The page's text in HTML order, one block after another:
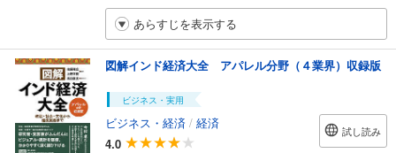
あらすじを表示する
図解インド経済大全 アパレル分野（４業界）収録版
ビジネス・実用
ビジネス・経済 / 経済
4.0
試し読み